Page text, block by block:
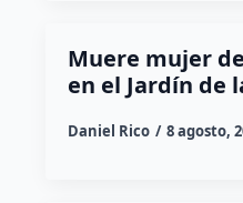
Muere mujer
en el Jardín de
Daniel Rico 8 agosto,